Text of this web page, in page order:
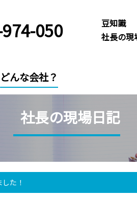
050 豆知識
社長の現
どんな会社？
社長の現場日記
た！